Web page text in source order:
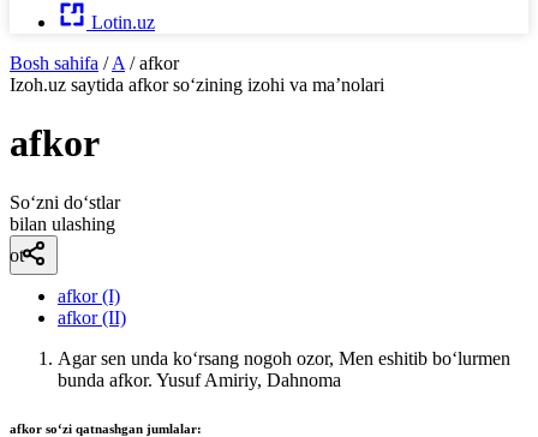
Lotin.uz
Bosh sahifa / A / afkor
Izoh.uz saytida afkorso‘zining izohi va ma’nolari
afkor
So‘zni do‘stlar
bilan ulashing
ot
afkor (I)
afkor (II)
Agar sen unda koʻrsang nogoh ozor, Men eshitib boʻlurmen
bunda afkor. Yusuf Amiriy, Dahnoma
afkor soʻzi qatnashgan jumlalar: